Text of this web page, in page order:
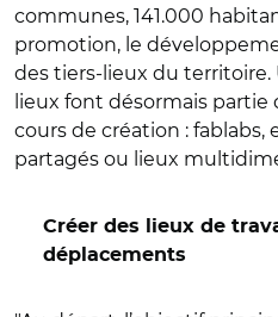
communes, 141.000
promotion, le
des tiers-lieux du
lieux font désormais
cours de création : fablabs,
partagés ou lieux
Créer des lieux de
déplacements